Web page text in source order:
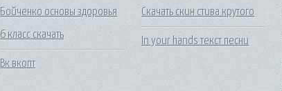
Бойченко основы здоровья
6 класс скачать
Вк вкопт
Скачать скин стива крутого
In your hands текст песни